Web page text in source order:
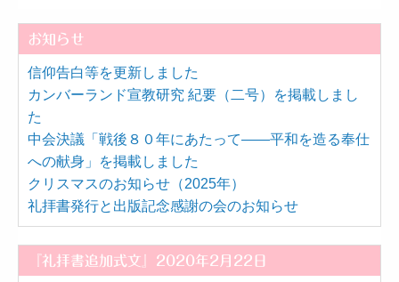
お知らせ
信仰告白等を更新しました
カンバーランド宣教研究 紀要（二号）を掲載しまし
た
中会決議「戦後８０年にあたって――平和を造る奉仕
への献身」を掲載しました
クリスマスのお知らせ（2025年）
礼拝書発行と出版記念感謝の会のお知らせ
『礼拝書追加式文』2020年2月22日